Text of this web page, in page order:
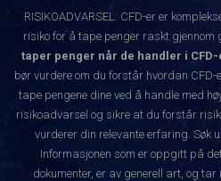
RISIKOADVARSEL: CFD-er er
risiko for å tape penger raskt gjennom
taper penger når de handler i
bør vurdere om du forstår hvordan
tape pengene dine ved å handle med
risikoadvarsel og sikre at du forstår
vurderer din relevante erfaring. Søk
Informasjonen som er oppgitt på
dokumenter, er av generell art, og